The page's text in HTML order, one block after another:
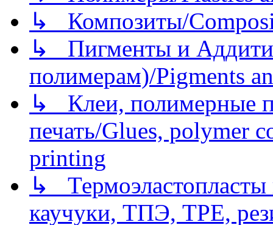
↳ Композиты/
↳ Пигменты и
полимерам)/Pigments
↳ Клеи, полимерные
печать/Glues, polymer
printing
↳
каучуки, ТПЭ, TPE,